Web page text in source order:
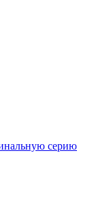
серию